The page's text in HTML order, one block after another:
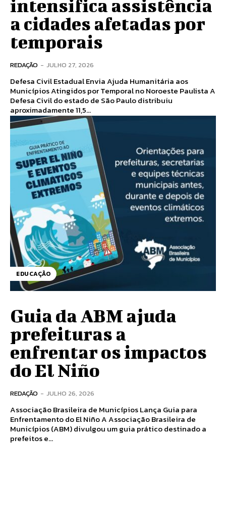
intensifica assistência
a cidades afetadas por
temporais
REDAÇÃO - JULHO 27, 2026
Defesa Civil Estadual Envia Ajuda Humanitária aos
Municípios Atingidos por Temporal no Noroeste Paulista A
Defesa Civil do estado de São Paulo distribuiu
aproximadamente 11,5...
EDUCAÇÃO
Guia da ABM ajuda
prefeituras a
enfrentar os impactos
do El Niño
REDAÇÃO - JULHO 26, 2026
Associação Brasileira de Municípios Lança Guia para
Enfrentamento do El Niño A Associação Brasileira de
Municípios (ABM) divulgou um guia prático destinado a
prefeitos e...